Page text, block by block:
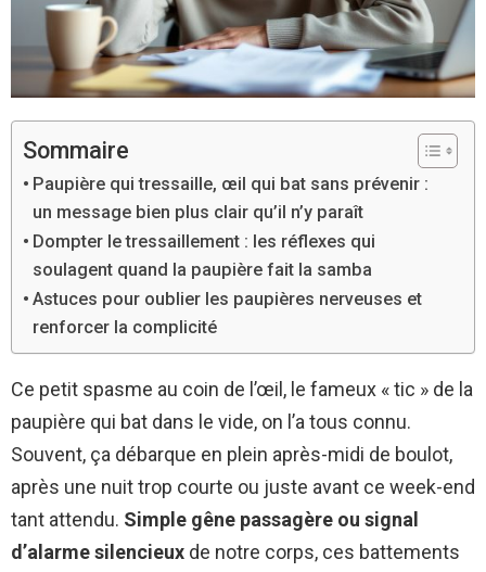
Sommaire
Paupière qui tressaille, œil qui bat sans prévenir :
un message bien plus clair qu’il n’y paraît
Dompter le tressaillement : les réflexes qui
soulagent quand la paupière fait la samba
Astuces pour oublier les paupières nerveuses et
renforcer la complicité
Ce petit spasme au coin de l’œil, le fameux « tic » de la
paupière qui bat dans le vide, on l’a tous connu.
Souvent, ça débarque en plein après-midi de boulot,
après une nuit trop courte ou juste avant ce week-end
tant attendu. Simple gêne passagère ou signal
d’alarme silencieux de notre corps, ces battements